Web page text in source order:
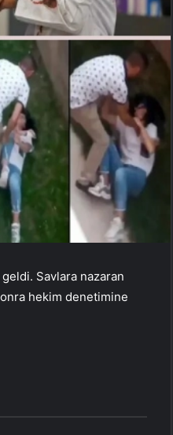
Savlara nazaran
hekim denetimine